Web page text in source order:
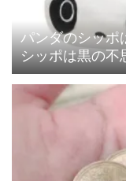
パンダのシッポ
シッポは黒の不